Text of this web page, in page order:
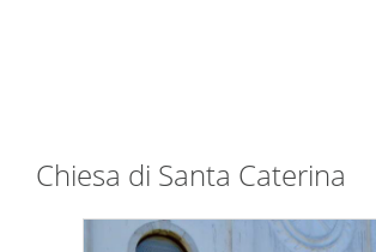
Chiesa di Santa Caterina